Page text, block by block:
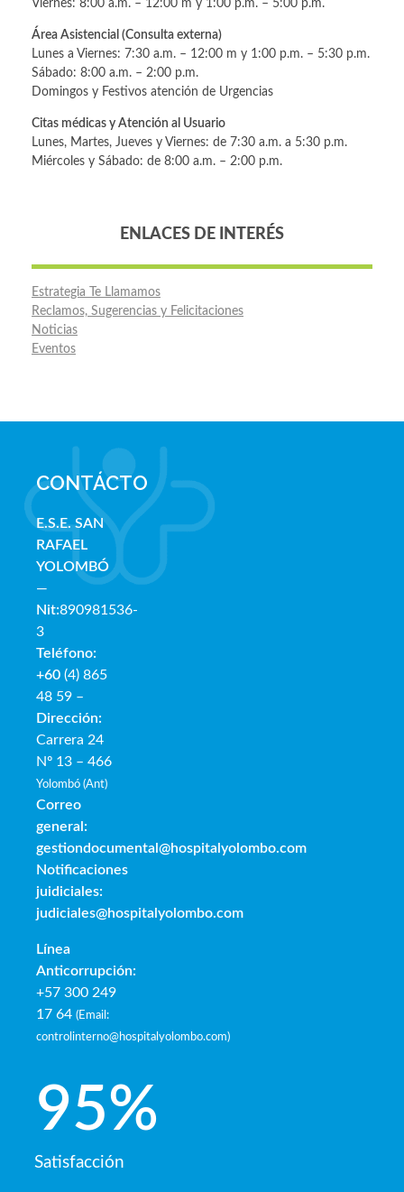
Viernes: 8:00 a.m. – 12:00 m y 1:00 p.m. – 5:00 p.m.
Área Asistencial (Consulta externa)
Lunes a Viernes: 7:30 a.m. – 12:00 m y 1:00 p.m. – 5:30 p.m.
Sábado: 8:00 a.m. – 2:00 p.m.
Domingos y Festivos atención de Urgencias
Citas médicas y Atención al Usuario
Lunes, Martes, Jueves y Viernes: de 7:30 a.m. a 5:30 p.m.
Miércoles y Sábado: de 8:00 a.m. – 2:00 p.m.
ENLACES DE INTERÉS
Estrategia Te Llamamos
Reclamos, Sugerencias y Felicitaciones
Noticias
Eventos
CONTÁCTO
E.S.E. SAN
RAFAEL
YOLOMBÓ
—
Nit:890981536-
3
Teléfono:
+60 (4) 865
48 59 –
Dirección:
Carrera 24
Nº 13 – 466
Yolombó (Ant)
Correo
general:
gestiondocumental@hospitalyolombo.com
Notificaciones
juidiciales:
judiciales@hospitalyolombo.com
Línea
Anticorrupción:
+57 300 249
17 64 (Email:
controlinterno@hospitalyolombo.com)
Satisfacción
95%